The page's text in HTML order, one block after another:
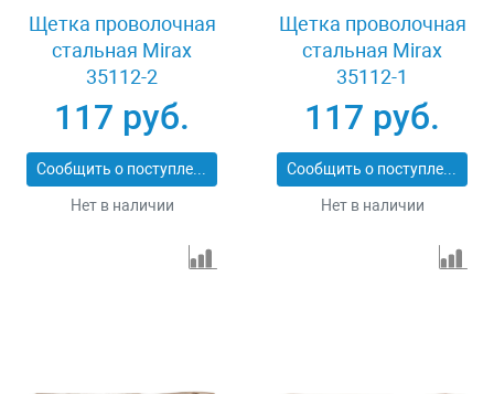
Щетка проволочная
стальная Mirax
35112-2
117 руб.
Сообщить о поступлении
Нет в наличии
Щетка проволочная
стальная Mirax
35112-1
117 руб.
Сообщить о поступлении
Нет в наличии